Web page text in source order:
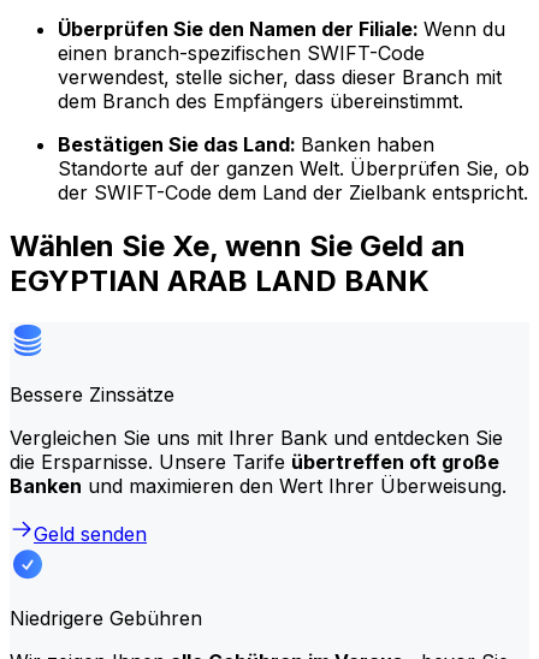
Überprüfen Sie den Namen der Filiale: Wenn du
einen branch-spezifischen SWIFT-Code
verwendest, stelle sicher, dass dieser Branch mit
dem Branch des Empfängers übereinstimmt.
Bestätigen Sie das Land: Banken haben
Standorte auf der ganzen Welt. Überprüfen Sie, ob
der SWIFT-Code dem Land der Zielbank entspricht.
Wählen Sie Xe, wenn Sie Geld an
EGYPTIAN ARAB LAND BANK
Bessere Zinssätze
Vergleichen Sie uns mit Ihrer Bank und entdecken Sie
die Ersparnisse. Unsere Tarife übertreffen oft große
Banken und maximieren den Wert Ihrer Überweisung.
Geld senden
Niedrigere Gebühren